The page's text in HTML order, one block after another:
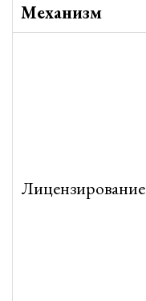
Механизм
Лицензирование